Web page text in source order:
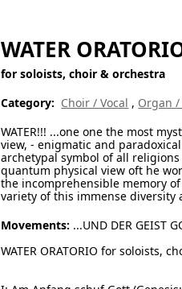
WATER
for soloists, choir & orchestra
Category: Choir / Vocal , Organ /
WATER!!! ...one one the most
view, - enigmatic and
archetypal symbol of all
quantum physical view oft he
the incomprehensible memory of
variety of this immense diversity
Movements: ...UND DER GEIST
WATER ORATORIO for soloists,